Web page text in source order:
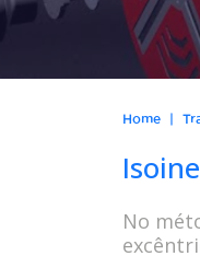
Home |
No